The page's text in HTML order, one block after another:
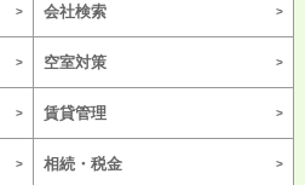
会社検索
空室対策
賃貸管理
相続・税金